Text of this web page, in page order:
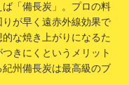
「備長炭」。プロの料
が早く遠赤外線効果で
な焼き上がりになるた
きにくというメリット
州備長炭は最高級のブ